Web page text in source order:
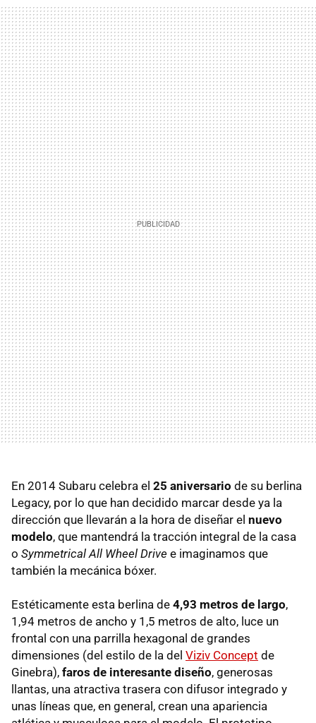
En 2014 Subaru celebra el 25 aniversario de su berlina
Legacy, por lo que han decidido marcar desde ya la
dirección que llevarán a la hora de diseñar el nuevo
modelo, que mantendrá la tracción integral de la casa
o Symmetrical All Wheel Drive e imaginamos que
también la mecánica bóxer.
Estéticamente esta berlina de 4,93 metros de largo,
1,94 metros de ancho y 1,5 metros de alto, luce un
frontal con una parrilla hexagonal de grandes
dimensiones (del estilo de la del Viziv Concept de
Ginebra), faros de interesante diseño, generosas
llantas, una atractiva trasera con difusor integrado y
unas líneas que, en general, crean una apariencia